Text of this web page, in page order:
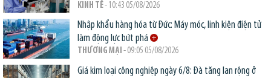
KINH TẾ- 10:43 05/08/2026
Nhập khẩu hàng hóa từ Đức: Máy móc, linh kiện điện tử
làm động lực bứt phá
THƯƠNG MẠI - 09:05 05/08/2026
Giá kim loại công nghiệp ngày 6/8: Đà tăng lan rộng ở